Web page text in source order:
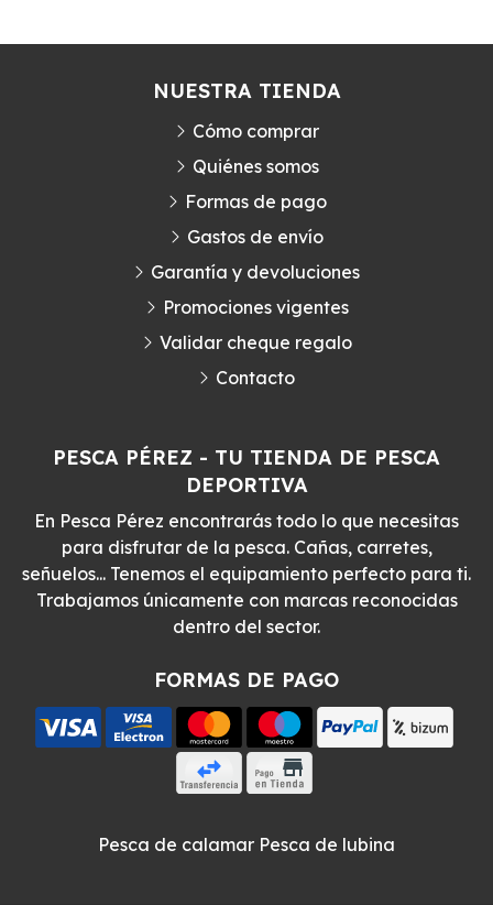
PESCA PÉREZ - TU TIENDA DE PESCA
DEPORTIVA
En Pesca Pérez encontrarás todo lo que necesitas
para disfrutar de la pesca. Cañas, carretes,
señuelos... Tenemos el equipamiento perfecto para ti.
Trabajamos únicamente con marcas reconocidas
dentro del sector.
FORMAS DE PAGO
NUESTRA TIENDA
Cómo comprar
Quiénes somos
Formas de pago
Gastos de envío
Garantía y devoluciones
Promociones vigentes
Validar cheque regalo
Contacto
Pesca de calamar Pesca de lubina